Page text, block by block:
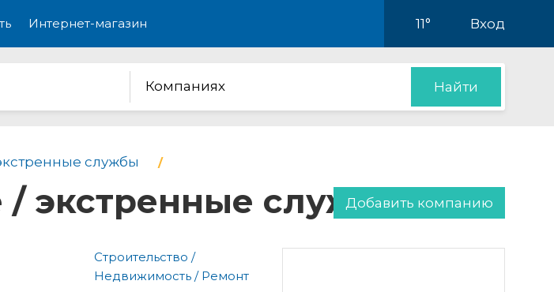
Интернет-магазин 11° Вход
Компаниях Найти
службы
экстренные службыДобавить компанию
Строительство /
Недвижимость / Ремонт